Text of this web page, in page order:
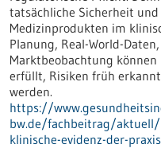
tatsächliche Sicherheit
Medizinprodukten im
Planung, Real-World-
Marktbeobachtung
erfüllt, Risiken früh
werden.
https://
bw.de/fachbeitrag/
klinische-evidenz-der-praxis